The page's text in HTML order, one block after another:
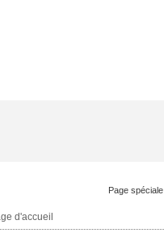
Page spéciale
d'accueil